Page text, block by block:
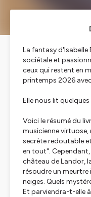
La fantasy
sociétale et
ceux qui restent en
printemps 2026
Elle nous lit quelques
Voici le résumé du
musicienne
secrète redoutable
en tout".
château de Landor,
résoudre un
neiges. Quels
Et parviendra-t-elle